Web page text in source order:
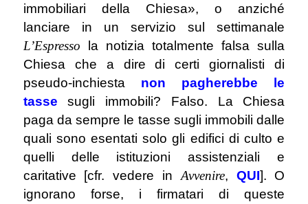
immobiliari della Chiesa», o anziché
lanciare in un servizio sul settimanale
L’Espresso
la notizia totalmente falsa sulla
Chiesa che a dire di certi giornalisti di
pseudo-inchiesta non pagherebbe le
tasse sugli immobili? Falso. La Chiesa
paga da sempre le tasse sugli immobili dalle
quali sono esentati solo gli edifici di culto e
quelli delle istituzioni assistenziali e
caritative [cfr. vedere in Avvenire, QUI]. O
ignorano forse, i firmatari di queste